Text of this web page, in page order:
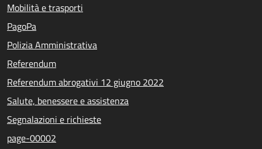
Mobilità e trasporti
PagoPa
Polizia Amministrativa
Referendum
Referendum abrogativi 12 giugno 2022
Salute, benessere e assistenza
Segnalazioni e richieste
page-00002